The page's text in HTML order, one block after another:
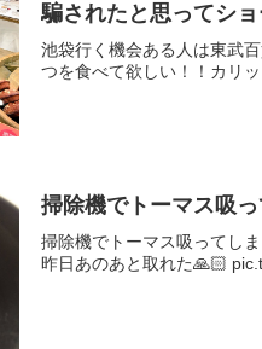
騙されたと思ってシ
池袋行く機会ある人は東武
つを食べて欲しい！！カリ
掃除機でトーマス吸
掃除機でトーマス吸ってし
昨日あのあと取れた🙏🏻